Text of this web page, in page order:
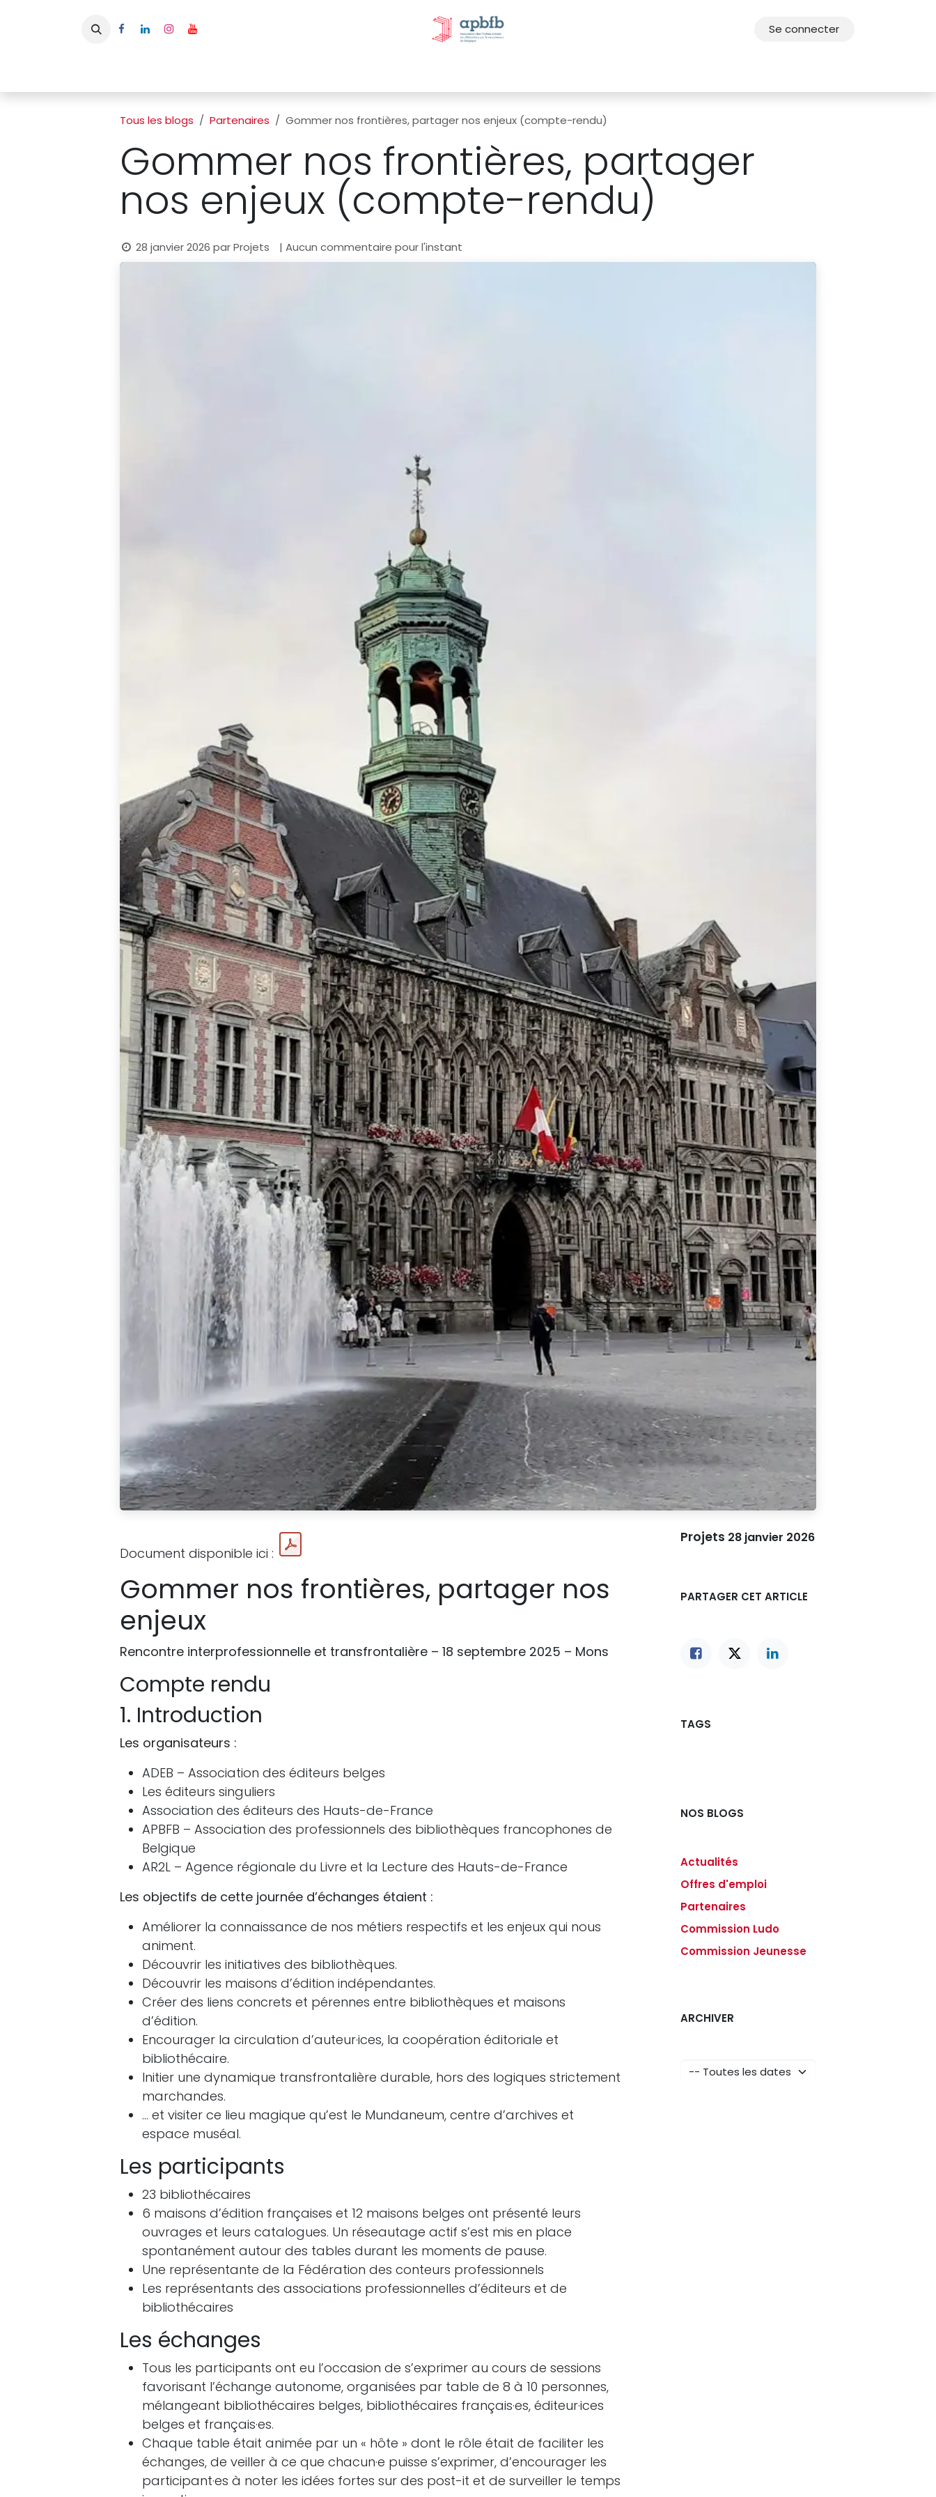
Se connecter
Tous les blogs Partenaires Gommer nos frontières, partager nos enjeux (compte-rendu)
Gommer nos frontières, partager
nos enjeux (compte-rendu)
28 janvier 2026 parProjets | Aucun commentaire pour l'instant
Document disponible ici :
Gommer nos frontières, partager nos
enjeux
Rencontre interprofessionnelle et transfrontalière – 18 septembre 2025 – Mons
Compte rendu
1. Introduction
Les organisateurs :
ADEB – Association des éditeurs belges
Les éditeurs singuliers
Association des éditeurs des Hauts-de-France
APBFB – Association des professionnels des bibliothèques francophones de
Belgique
AR2L – Agence régionale du Livre et la Lecture des Hauts-de-France
Les objectifs de cette journée d’échanges étaient :
Améliorer la connaissance de nos métiers respectifs et les enjeux qui nous
animent.
Découvrir les initiatives des bibliothèques.
Découvrir les maisons d’édition indépendantes.
Créer des liens concrets et pérennes entre bibliothèques et maisons
d’édition.
Encourager la circulation d’auteur·ices, la coopération éditoriale et
bibliothécaire.
Initier une dynamique transfrontalière durable, hors des logiques strictement
marchandes.
… et visiter ce lieu magique qu’est le Mundaneum, centre d’archives et
espace muséal.
Les participants
23 bibliothécaires
6 maisons d’édition françaises et 12 maisons belges ont présenté leurs
ouvrages et leurs catalogues. Un réseautage actif s’est mis en place
spontanément autour des tables durant les moments de pause.
Une représentante de la Fédération des conteurs professionnels
Les représentants des associations professionnelles d’éditeurs et de
bibliothécaires
Les échanges
Tous les participants ont eu l’occasion de s’exprimer au cours de sessions
favorisant l’échange autonome, organisées par table de 8 à 10 personnes,
mélangeant bibliothécaires belges, bibliothécaires français·es, éditeur·ices
belges et français·es.
Chaque table était animée par un « hôte » dont le rôle était de faciliter les
échanges, de veiller à ce que chacun·e puisse s’exprimer, d’encourager les
participant·es à noter les idées fortes sur des post-it et de surveiller le temps
Projets 28 janvier 2026
PARTAGER CET ARTICLE
TAGS
NOS BLOGS
Actualités
Offres d'emploi
Partenaires
Commission Ludo
Commission Jeunesse
ARCHIVER